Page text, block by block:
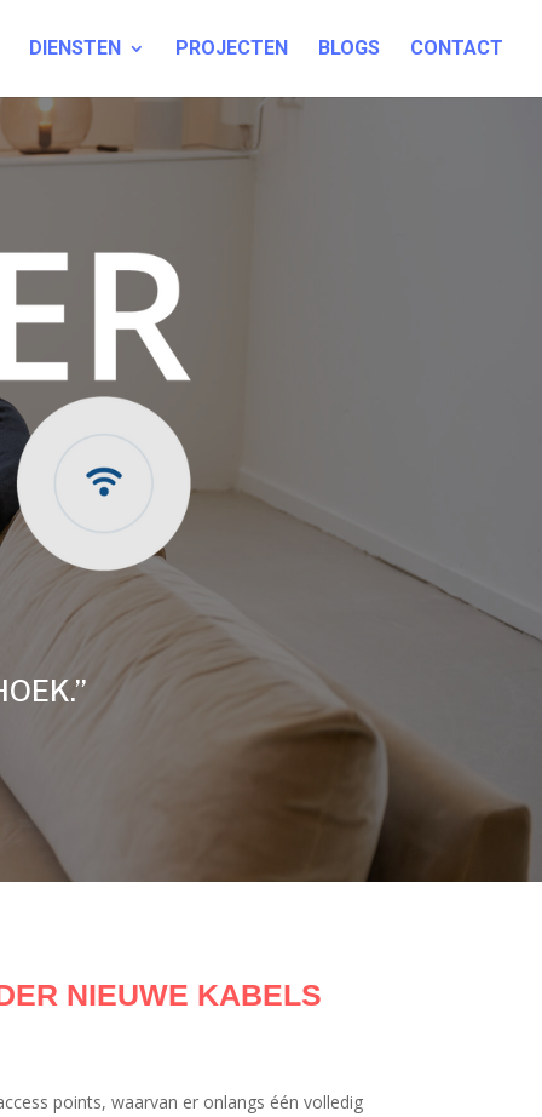
DIENSTEN PROJECTEN BLOGS CONTACT
NIEUWE KABELS
points, waarvan er onlangs één volledig